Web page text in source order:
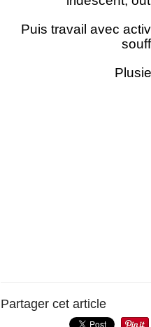
Puis travail avec
Partager cet article